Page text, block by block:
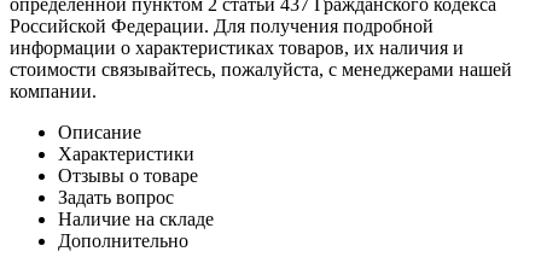
Российской Федерации. Для получения подробной
информации о характеристиках товаров, их наличия и
стоимости связывайтесь, пожалуйста, с менеджерами нашей
компании.
Описание
Характеристики
Отзывы о товаре
Задать вопрос
Наличие на складе
Дополнительно